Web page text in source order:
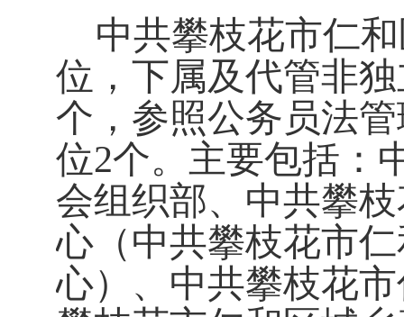
中共攀枝花市仁
位，下属及代管非
个，参照公务员法
位2个。主要包括：
会组织部、中共攀
心（中共攀枝花市
心）、中共攀枝花